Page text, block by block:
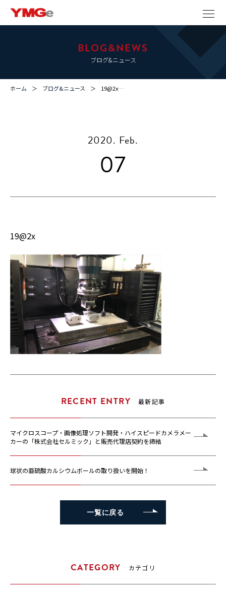
BLOG&NEWS
ブログ&ニュース
ホーム ブログ&ニュース 19@2x…
2020. Feb.
07
19@2x
RECENT ENTRY 最新記事
マイクロスコープ・画像処理ソフト開発・ハイスピードカメラメー
カーの「株式会社セルミック」と販売代理店契約を締結
球状の亜硫酸カルシウムボールの取り扱いを開始！
一覧に戻る
CATEGORY カテゴリ